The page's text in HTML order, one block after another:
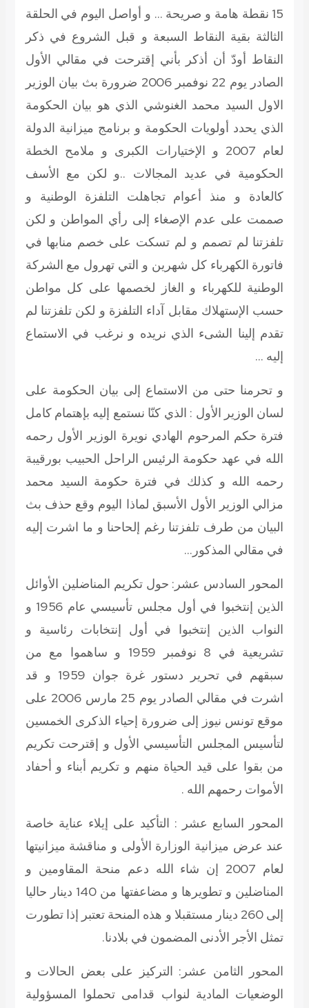
15 نقطة هامة و صريحة … و أواصل اليوم في الحلقة
الثالثة بقية النقاط السبعة و قبل الشروع في ذكر
النقاط أودّ أن أذكر بأني إقترحت في مقالي الأول
الصادر يوم 22 نوفمبر 2006 ضرورة بث بيان الوزير
الاول السيد محمد الغنوشي الذي هو بيان الحكومة
الذي يحدد أولويات الحكومة و برنامج ميزانية الدولة
لعام 2007 و الإختيارات الكبرى و ملامح الخطة
الحكومية في عديد المجالات ..و لكن مع الأسف
كالعادة و منذ أعوام تجاهلت التلفزة الوطنية و
صممت على عدم الإصغاء إلى رأي المواطن و لكن
تلفزتنا لم تصمم و لم تسكت على خصم منابها في
فاتورة الكهرباء كل شهرين و التي تهرول مع الشركة
الوطنية للكهرباء و الغاز لخصمها على كل مواطن
حسب الإستهلاك مقابل آداء التلفزة و لكن تلفزتنا لم
تقدم إلينا الشىء الذي نريده و نرغب في الاستماع
إليه …
و تحرمنا حتى من الاستماع إلى بيان الحكومة على
لسان الوزير الأول : الذي كنّا نستمع إليه بإهتمام كامل
فترة حكم المرحوم الهادي نويرة الوزير الأول رحمه
الله في عهد حكومة الرئيس الراحل الحبيب بورقيبة
رحمه الله و كذلك في فترة حكومة السيد محمد
مزالي الوزير الأول الأسبق لماذا اليوم وقع حذف بث
البيان من طرف تلفزتنا رغم إلحاحنا و ما اشرت إليه
في مقالي المذكور…
المحور السادس عشر : حول تكريم المناضلين الأوائل
الذين إنتخبوا في أول مجلس تأسيسي عام 1956 و
النواب الذين إنتخبوا في أول إنتخابات رئاسية و
تشريعية في 8 نوفمبر 1959 و ساهموا مع من
سبقهم في تحرير دستور غرة جوان 1959 و قد
اشرت في مقالي الصادر يوم 25 مارس 2006 على
موقع تونس نيوز إلى ضرورة إحياء الذكرى الخمسين
لتأسيس المجلس التأسيسي الأول و إقترحت تكريم
من بقوا على قيد الحياة منهم و تكريم أبناء و أحفاد
الأموات رحمهم الله .
المحور السابع عشر : التأكيد على إيلاء عناية خاصة
عند عرض ميزانية الوزارة الأولى و مناقشة ميزانيتها
لعام 2007 إن شاء الله دعم منحة المقاومين و
المناضلين و تطويرها و مضاعفتها من 140 دينار حاليا
إلى 260 دينار مستقبلا و هذه المنحة تعتبر إذا تطورت
تمثل الأجر الأدنى المضمون في بلادنا.
المحور الثامن عشر : التركيز على بعض الحالات و
الوضعيات المادية لنواب قدامى تحملوا المسؤولية